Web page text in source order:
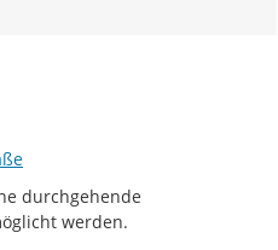
durchgehende
werden.